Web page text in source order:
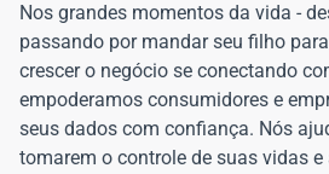
Nos grandes momentos da vida -
passando por mandar seu filho
crescer o negócio se conectando
empoderamos consumidores e
seus dados com confiança. Nós
tomarem o controle de suas vidas